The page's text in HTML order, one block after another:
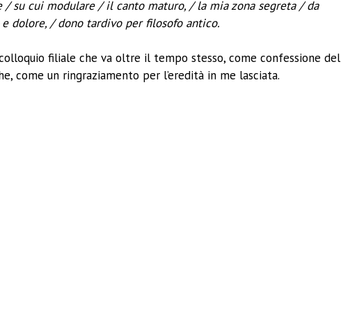
su cui modulare / il canto maturo, / la mia zona segreta / da
dolore, / dono tardivo per filosofo antico.
filiale che va oltre il tempo stesso, come confessione
come un ringraziamento per l’eredità in me lasciata.